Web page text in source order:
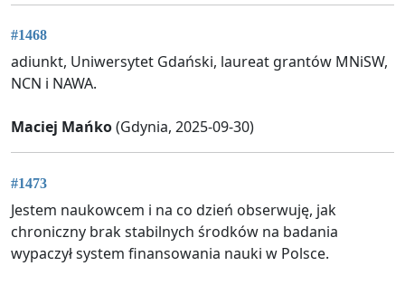
#1468
adiunkt, Uniwersytet Gdański, laureat grantów MNiSW,
NCN i NAWA.
Maciej Mańko(Gdynia, 2025-09-30)
#1473
Jestem naukowcem i na co dzień obserwuję, jak
chroniczny brak stabilnych środków na badania
wypaczył system finansowania nauki w Polsce.